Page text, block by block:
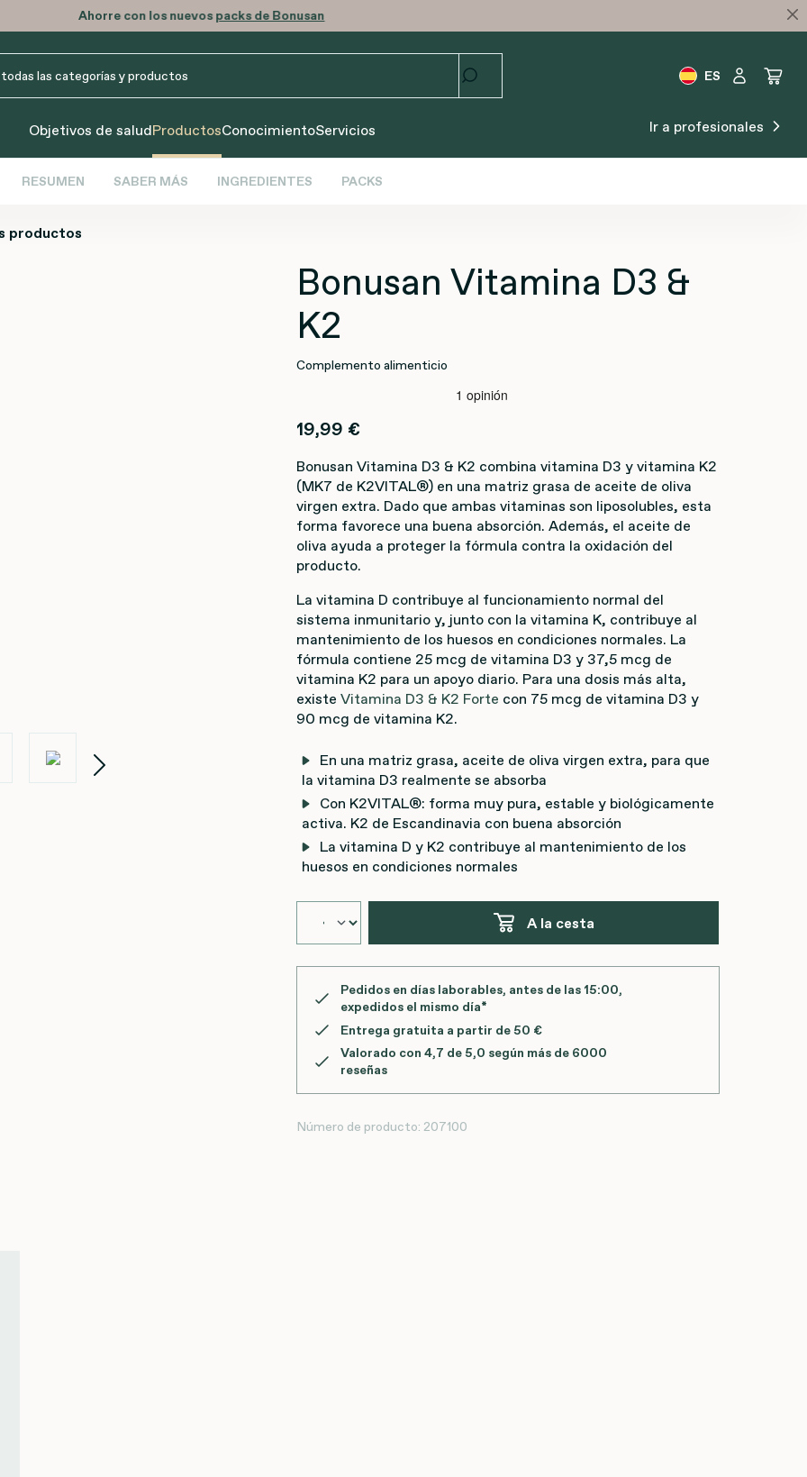
Ahorre con los nuevospacks de Bonusan
ES
Objetivos de saludProductosConocimientoServicios Ir a profesionales
RESUMEN SABER MÁS INGREDIENTES PACKS
productos
Bonusan Vitamina D3 &
K2
Complemento alimenticio
19,99 €
Bonusan Vitamina D3 & K2 combina vitamina D3 y vitamina K2
(MK7 de K2VITAL®) en una matriz grasa de aceite de oliva
virgen extra. Dado que ambas vitaminas son liposolubles, esta
forma favorece una buena absorción. Además, el aceite de
oliva ayuda a proteger la fórmula contra la oxidación del
producto.
La vitamina D contribuye al funcionamiento normal del
sistema inmunitario y, junto con la vitamina K, contribuye al
mantenimiento de los huesos en condiciones normales. La
fórmula contiene 25 mcg de vitamina D3 y 37,5 mcg de
vitamina K2 para un apoyo diario. Para una dosis más alta,
existeVitamina D3 & K2 Forte con 75 mcg de vitamina D3 y
90 mcg de vitamina K2.
En una matriz grasa, aceite de oliva virgen extra, para que
la vitamina D3 realmente se absorba
Con K2VITAL®: forma muy pura, estable y biológicamente
activa. K2 de Escandinavia con buena absorción
La vitamina D y K2 contribuye al mantenimiento de los
huesos en condiciones normales
A la cesta
Pedidos en días laborables, antes de las 15:00,
expedidos el mismo día*
Entrega gratuita a partir de 50 €
Valorado con 4,7 de 5,0 según más de 6000
reseñas
Número de producto: 207100